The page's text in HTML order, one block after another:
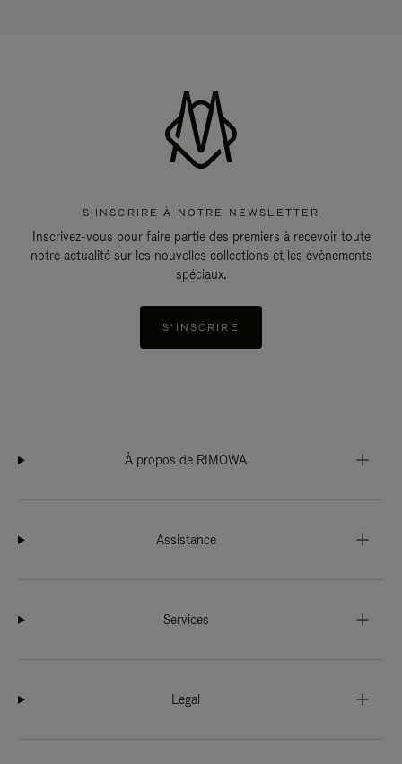
S'INSCRIRE À NOTRE NEWSLETTER
Inscrivez-vous pour faire partie des premiers à recevoir toute
notre actualité sur les nouvelles collections et les évènements
spéciaux.
S'INSCRIRE
À propos de RIMOWA
Assistance
Services
Legal